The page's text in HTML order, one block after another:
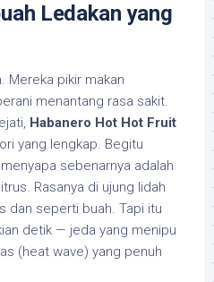
Ledakan yang
Mereka pikir makan
menantang rasa sakit.
Habanero Hot Hot Fruit
yang lengkap. Begitu
sebenarnya adalah
Rasanya di ujung lidah
dan seperti buah. Tapi itu
detik — jeda yang menipu
(heat wave) yang penuh